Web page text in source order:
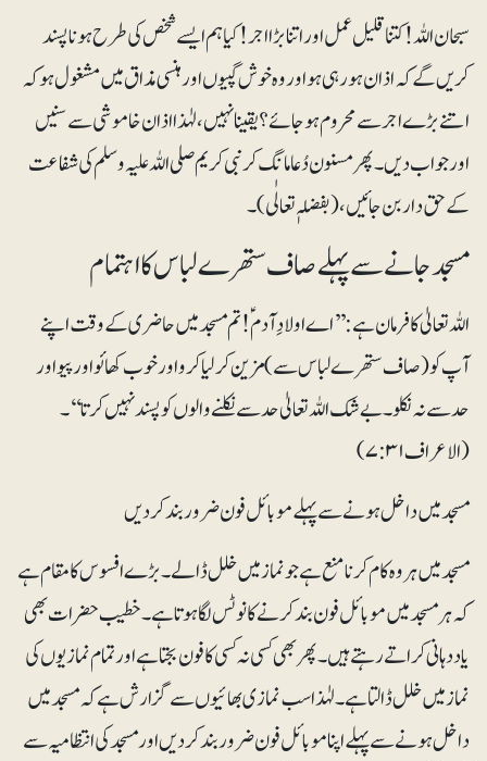
سبحان اللہ! کتنا قلیل عمل اور اتنا بڑا اجر! کیا ہم ایسے شخص کی طرح ہونا پسند
کریں گے کہ اذان ہورہی ہو اور وہ خوش گپیوں اور ہنسی مذاق میں مشغول ہو کہ
اتنے بڑے اجر سے محروم ہوجائے؟ یقینا نہیں، لہٰذا اذان خاموشی سے سنیں
اور جواب دیں۔ پھر مسنون دُعا مانگ کر نبی کریم صلی اللہ علیہ وسلم کی شفاعت
کے حق دار بن جائیں، (بفضلہٖ تعالٰی)۔
مسجد جانے سے پہلے صاف ستھرے لباس کا اہتمام
اللہ تعالیٰ کا فرمان ہے: ’’اے اولادِ آدمؑ! تم مسجد میں حاضری کے وقت اپنے
آپ کو (صاف ستھرے لباس سے) مزین کرلیا کرو اور خوب کھائو اور پیو اور
حدسے نہ نکلو۔ بے شک اللہ تعالیٰ حد سے نکلنے والوں کو پسند نہیں کرتا‘‘۔
(الاعراف۷:۳۱)
مسجد میں داخل ہونے سے پہلے موبائل فون ضرور بند کردیں
مسجد میں ہر وہ کام کرنا منع ہے جو نماز میں خلل ڈالے۔ بڑے افسوس کا مقام ہے
کہ ہرمسجد میں موبائل فون بند کرنے کا نوٹس لگا ہوتا ہے۔ خطیب حضرات بھی
یاد دہانی کراتے رہتے ہیں۔ پھر بھی کسی نہ کسی کا فون بجتا ہے اور تمام نمازیوں کی
نماز میں خلل ڈالتا ہے۔ لہٰذا سب نمازی بھائیوں سے گزارش ہے کہ مسجد میں
داخل ہونے سے پہلے اپنا موبائل فون ضرور بند کردیں اور مسجد کی انتظامیہ سے